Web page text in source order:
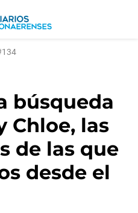
búsqueda
Chloe, las
de las que
desde el